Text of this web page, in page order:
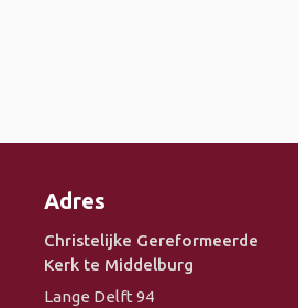
Adres
Christelijke Gereformeerde
Kerk te Middelburg
Lange Delft 94